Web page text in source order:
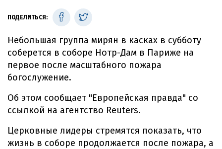
ПОДЕЛИТЬСЯ:
Небольшая группа мирян в касках в субботу
соберется в соборе Нотр-Дам в Париже на
первое после масштабного пожара
богослужение.
Об этом сообщает "Европейская правда" со
ссылкой на агентство Reuters.
Церковные лидеры стремятся показать, что
жизнь в соборе продолжается после пожара, а